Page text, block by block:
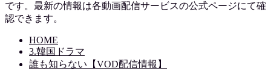
です。最新の情報は各動画配信サービスの公式ページにて確
認できます。
HOME
3.韓国ドラマ
誰も知らない【VOD配信情報】